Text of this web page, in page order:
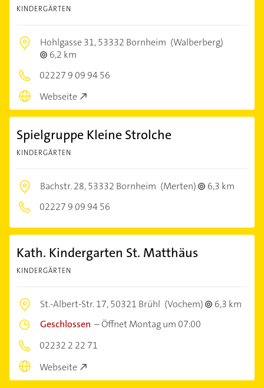
KINDERGÄRTEN
Hohlgasse 31,53332 Bornheim (Walberberg)
6,2 km
02227 9 09 94 56
Webseite
Spielgruppe Kleine Strolche
KINDERGÄRTEN
Bachstr. 28,53332 Bornheim (Merten)
6,3 km
02227 9 09 94 56
Kath. Kindergarten St. Matthäus
KINDERGÄRTEN
St.-Albert-Str. 17,50321 Brühl (Vochem)
6,3 km
Geschlossen –Öffnet Montag um 07:00
02232 2 22 71
Webseite